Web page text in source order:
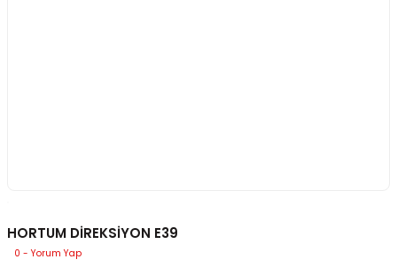
HORTUM DİREKSİYON E39
0 - Yorum Yap